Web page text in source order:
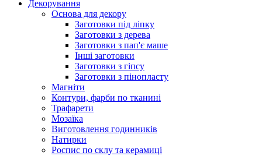
Декорування
Основа для декору
Заготовки під ліпку
Заготовки з дерева
Заготовки з пап'є маше
Інші заготовки
Заготовки з гіпсу
Заготовки з пінопласту
Магніти
Контури, фарби по тканині
Трафарети
Мозаїка
Виготовлення годинників
Натирки
Роспис по склу та керамиці